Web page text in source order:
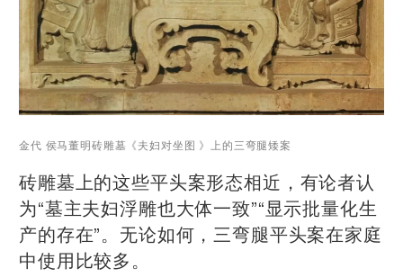
金代 侯马董明砖雕墓《夫妇对坐图 》上的三弯腿矮案
砖雕墓上的这些平头案形态相近，有论者认
为“墓主夫妇浮雕也大体一致”“显示批量化生
产的存在”。无论如何，三弯腿平头案在家庭
中使用比较多。